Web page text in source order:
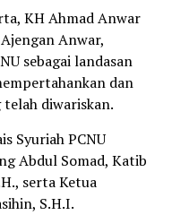
KH Ahmad Anwar
Anwar,
sebagai landasan
dan
diwariskan.
Syuriah PCNU
Abdul Somad, Katib
serta Ketua
S.H.I.